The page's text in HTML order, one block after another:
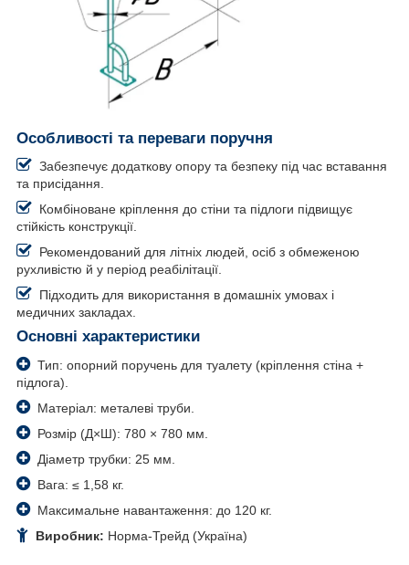
Особливості та переваги поручня
Забезпечує додаткову опору та безпеку під час вставання
та присідання.
Комбіноване кріплення до стіни та підлоги підвищує
стійкість конструкції.
Рекомендований для літніх людей, осіб з обмеженою
рухливістю й у період реабілітації.
Підходить для використання в домашніх умовах і
медичних закладах.
Основні характеристики
Тип: опорний поручень для туалету (кріплення стіна +
підлога).
Матеріал: металеві труби.
Розмір (Д×Ш): 780 × 780 мм.
Діаметр трубки: 25 мм.
Вага: ≤ 1,58 кг.
Максимальне навантаження: до 120 кг.
Виробник: Норма-Трейд (Україна)